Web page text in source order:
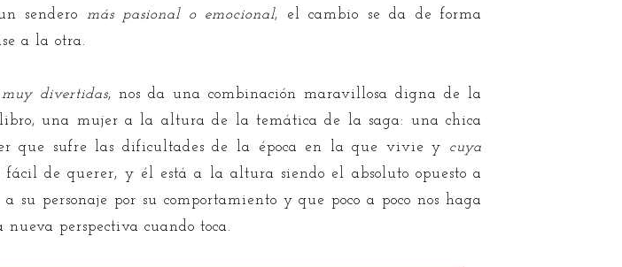
sendero más pasional o emocional, el cambio se da de forma
a la otra.
muy divertidas, nos da una combinación maravillosa digna de la
una mujer a la altura de la temática de la saga: una chica
que sufre las dificultades de la época en la que vivie y cuya
fácil de querer, y él está a la altura siendo el absoluto opuesto a
personaje por su comportamiento y que poco a poco nos haga
nueva perspectiva cuando toca.